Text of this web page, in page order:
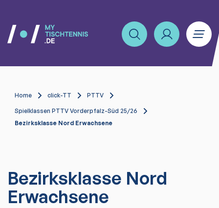
Home click-TT PTTV
Spielklassen PTTV Vorderpfalz-Süd 25/26
Bezirksklasse Nord Erwachsene
Bezirksklasse Nord
Erwachsene